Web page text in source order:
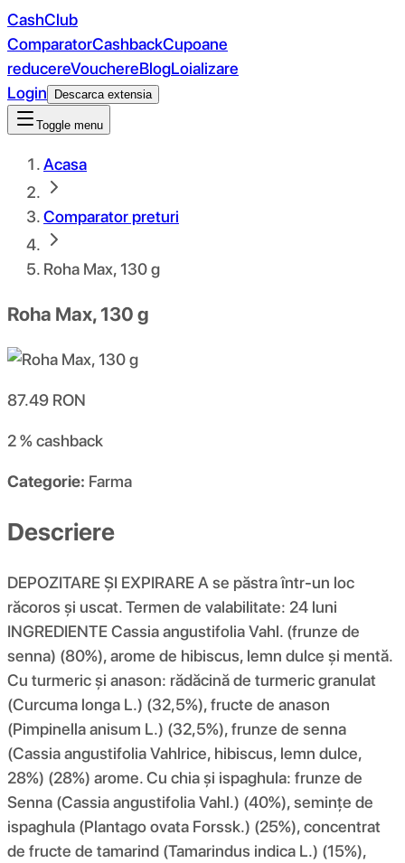
CashClub
ComparatorCashbackCupoane
reducereVouchereBlogLoializare
Login
Descarca extensia
Toggle menu
Acasa
Comparator preturi
Roha Max, 130 g
Roha Max, 130 g
87.49 RON
2 %cashback
Categorie: Farma
Descriere
DEPOZITARE ȘI EXPIRARE A se păstra într-un loc
răcoros și uscat. Termen de valabilitate: 24 luni
INGREDIENTE Cassia angustifolia Vahl. (frunze de
senna) (80%), arome de hibiscus, lemn dulce și mentă.
Cu turmeric și anason: rădăcină de turmeric granulat
(Curcuma longa L.) (32,5%), fructe de anason
(Pimpinella anisum L.) (32,5%), frunze de senna
(Cassia angustifolia Vahlrice, hibiscus, lemn dulce,
28%) (28%) arome. Cu chia și ispaghula: frunze de
Senna (Cassia angustifolia Vahl.) (40%), semințe de
ispaghula (Plantago ovata Forssk.) (25%), concentrat
de fructe de tamarind (Tamarindus indica L.) (15%),